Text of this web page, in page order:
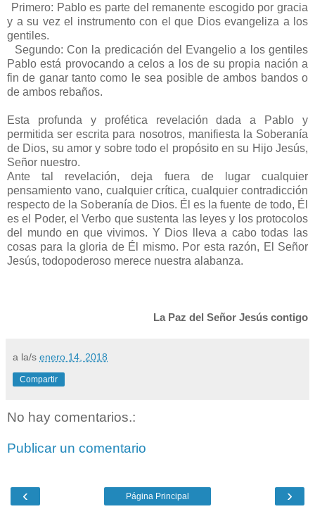
Primero: Pablo es parte del remanente escogido por gracia
y a su vez el instrumento con el que Dios evangeliza a los
gentiles.
Segundo: Con la predicación del Evangelio a los gentiles
Pablo está provocando a celos a los de su propia nación a
fin de ganar tanto como le sea posible de ambos bandos o
de ambos rebaños.
Esta profunda y profética revelación dada a Pablo y
permitida ser escrita para nosotros, manifiesta la Soberanía
de Dios, su amor y sobre todo el propósito en su Hijo Jesús,
Señor nuestro.
Ante tal revelación, deja fuera de lugar cualquier
pensamiento vano, cualquier crítica, cualquier contradicción
respecto de la Soberanía de Dios. Él es la fuente de todo, Él
es el Poder, el Verbo que sustenta las leyes y los protocolos
del mundo en que vivimos. Y Dios lleva a cabo todas las
cosas para la gloria de Él mismo. Por esta razón, El Señor
Jesús, todopoderoso merece nuestra alabanza.
La Paz del Señor Jesús contigo
a la/s enero 14, 2018
Compartir
No hay comentarios.:
Publicar un comentario
‹ ›
Página Principal